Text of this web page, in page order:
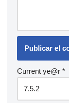
Current ye@r *